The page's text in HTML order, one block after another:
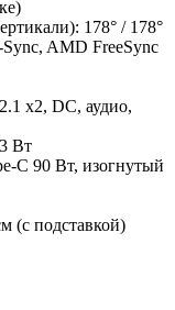
178° / 178°
AMD FreeSync
x2, DC, аудио,
Вт
C 90 Вт, изогнутый
(с подставкой)